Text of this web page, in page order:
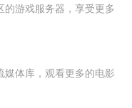
游戏服务器，享受更多
媒体库，观看更多的电影